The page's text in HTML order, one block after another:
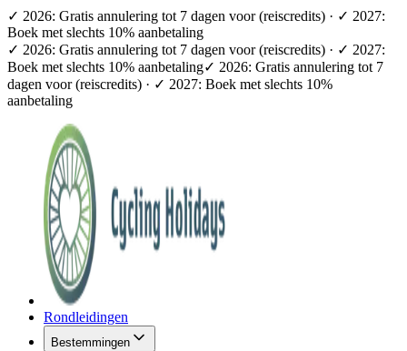
✓ 2026: Gratis annulering tot 7 dagen voor (reiscredits) · ✓ 2027:
Boek met slechts 10% aanbetaling
✓ 2026: Gratis annulering tot 7 dagen voor (reiscredits) · ✓ 2027:
Boek met slechts 10% aanbetaling✓ 2026: Gratis annulering tot 7
dagen voor (reiscredits) · ✓ 2027: Boek met slechts 10%
aanbetaling
Rondleidingen
Bestemmingen